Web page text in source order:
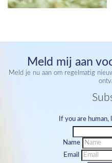
Meld mij aan
Meld je nu aan om regelmatig
If you are
Name
Email